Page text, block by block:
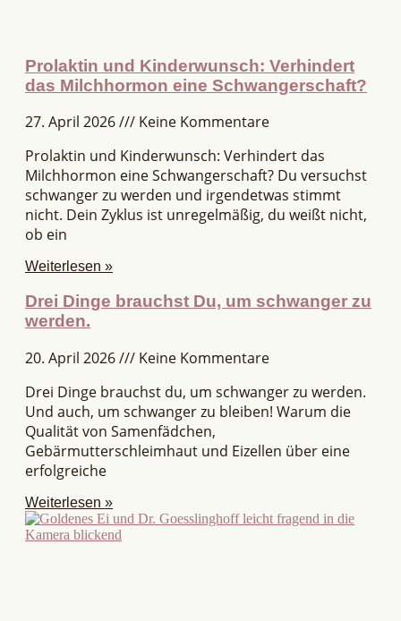
Prolaktin und Kinderwunsch: Verhindert
das Milchhormon eine Schwangerschaft?
27. April 2026
Keine Kommentare
Prolaktin und Kinderwunsch: Verhindert das
Milchhormon eine Schwangerschaft? Du versuchst
schwanger zu werden und irgendetwas stimmt
nicht. Dein Zyklus ist unregelmäßig, du weißt nicht,
ob ein
Weiterlesen »
Drei Dinge brauchst Du, um schwanger zu
werden.
20. April 2026
Keine Kommentare
Drei Dinge brauchst du, um schwanger zu werden.
Und auch, um schwanger zu bleiben! Warum die
Qualität von Samenfädchen,
Gebärmutterschleimhaut und Eizellen über eine
erfolgreiche
Weiterlesen »